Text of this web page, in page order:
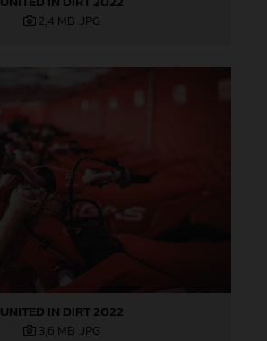
2,4 MB .JPG
UNITED IN DIRT 2022
3,6 MB .JPG